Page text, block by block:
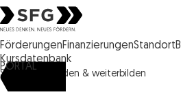
Steirische
FörderungenFinanzierungenStandort
PORTAL
Kursdatenbank
SFG ausbilden & weiterbilden